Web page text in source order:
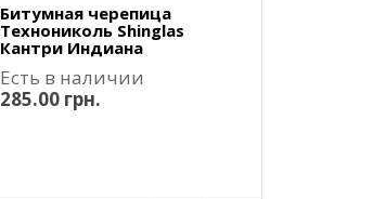
Битумная черепица
Технониколь Shinglas
Кантри Индиана
Есть в наличии
285.00 грн.